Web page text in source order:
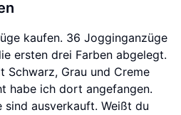
kaufen. 36 Jogginganzüge
ersten drei Farben abgelegt.
Schwarz, Grau und Creme
habe ich dort angefangen.
sind ausverkauft. Weißt du